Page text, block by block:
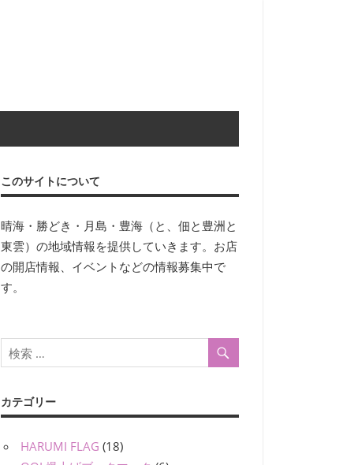
このサイトについて
晴海・勝どき・月島・豊海（と、佃と豊洲と
東雲）の地域情報を提供していきます。お店
の開店情報、イベントなどの情報募集中で
す。
カテゴリー
HARUMI FLAG (18)